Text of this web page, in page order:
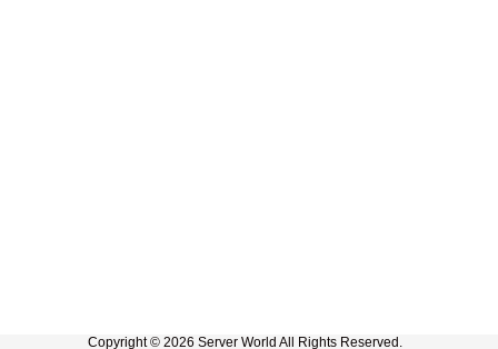
Copyright © 2026 Server World All Rights Reserved.